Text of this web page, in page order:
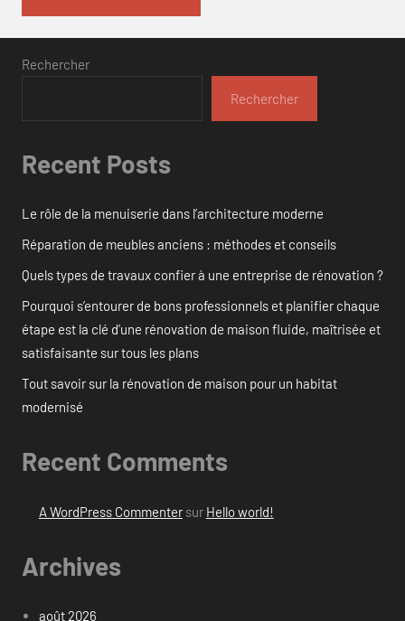
Rechercher
Rechercher
Recent Posts
Le rôle de la menuiserie dans l’architecture moderne
Réparation de meubles anciens : méthodes et conseils
Quels types de travaux confier à une entreprise de rénovation ?
Pourquoi s’entourer de bons professionnels et planifier chaque
étape est la clé d’une rénovation de maison fluide, maîtrisée et
satisfaisante sur tous les plans
Tout savoir sur la rénovation de maison pour un habitat
modernisé
Recent Comments
A WordPress Commentersur Hello world!
Archives
août 2026